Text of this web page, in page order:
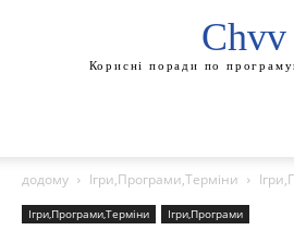
Chvv
Корисні поради по
додому Ігри,Програми,Терміни
Ігри,Програми,Терміни Ігри,Програми